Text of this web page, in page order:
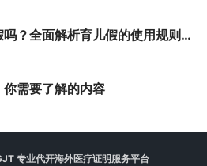
面解析育儿假的使用规则与法律依据
需要了解的内容
专业代开海外医疗证明 服务平台